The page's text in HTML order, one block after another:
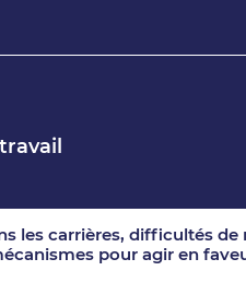
les carrières, difficultés
pour agir en